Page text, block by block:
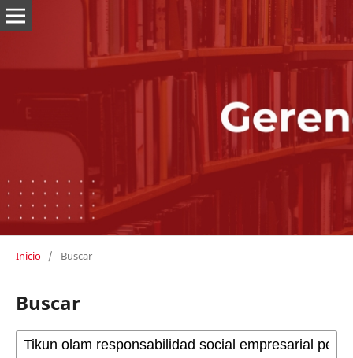
Inicio / Buscar
Buscar